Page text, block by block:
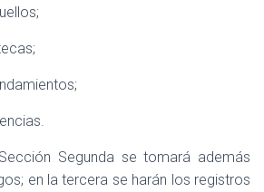
Segunda se tomará además
en la tercera se harán los registros